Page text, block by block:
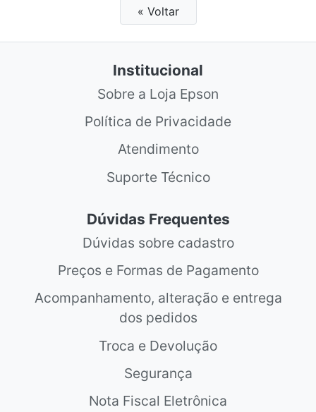
« Voltar
Institucional
Sobre a Loja Epson
Política de Privacidade
Atendimento
Suporte Técnico
Dúvidas Frequentes
Dúvidas sobre cadastro
Preços e Formas de Pagamento
Acompanhamento, alteração e entrega
dos pedidos
Troca e Devolução
Segurança
Nota Fiscal Eletrônica